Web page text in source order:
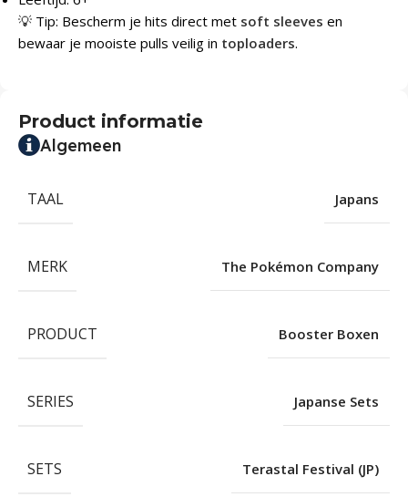
💡 Tip: Bescherm je hits direct met soft sleeves en
bewaar je mooiste pulls veilig in toploaders.
Product informatie
Algemeen
TAAL Japans
MERK The Pokémon Company
PRODUCT Booster Boxen
SERIES Japanse Sets
SETS Terastal Festival (JP)